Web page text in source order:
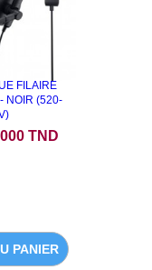
FILAIRE
NOIR (520-
TND
PANIER